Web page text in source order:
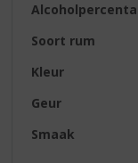
Soort rum
Kleur
Geur
Smaak